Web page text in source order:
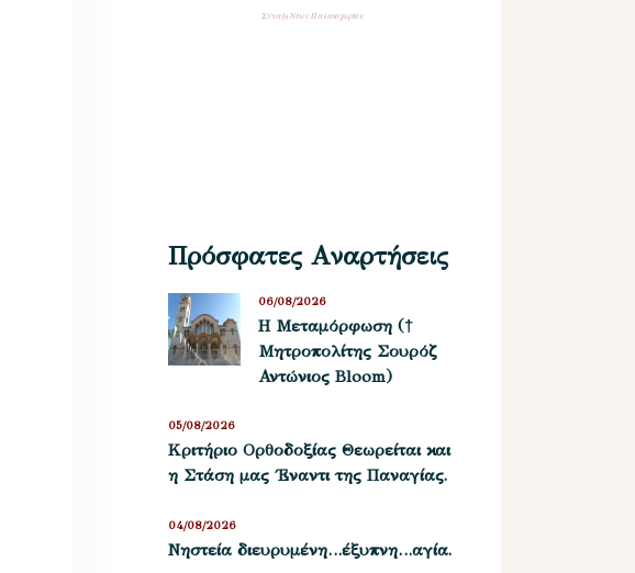
Σύναξη Νέων Παλαιοχωρίου
Πρόσφατες Αναρτήσεις
Η Μεταμόρφωση (†
Μητροπολίτης Σουρόζ
Αντώνιος Bloom)
06/08/2026
Kριτήριο Oρθοδοξίας Θεωρείται και
η Στάση μας ΄Εναντι της Παναγίας.
05/08/2026
Νηστεία διευρυμένη…έξυπνη…αγία.
04/08/2026